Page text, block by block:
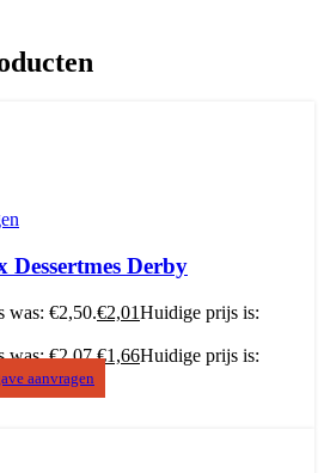
Dessertmes Derby
was: €2,50.€2,01Huidige prijs is:
was: €2,07.€1,66Huidige prijs is:
aanvragen